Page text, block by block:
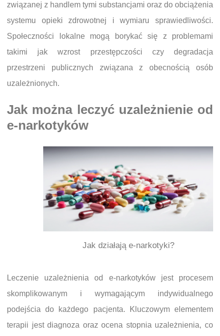
związanej z handlem tymi substancjami oraz do obciążenia
systemu opieki zdrowotnej i wymiaru sprawiedliwości.
Społeczności lokalne mogą borykać się z problemami
takimi jak wzrost przestępczości czy degradacja
przestrzeni publicznych związana z obecnością osób
uzależnionych.
Jak można leczyć uzależnienie od
e-narkotyków
Jak działają e-narkotyki?
Leczenie uzależnienia od e-narkotyków jest procesem
skomplikowanym i wymagającym indywidualnego
podejścia do każdego pacjenta. Kluczowym elementem
terapii jest diagnoza oraz ocena stopnia uzależnienia, co